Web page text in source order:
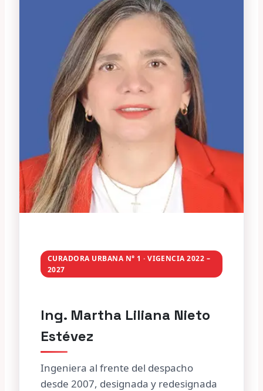
CURADORA URBANA N° 1 · VIGENCIA 2022 –
2027
Ing. Martha Liliana Nieto
Estévez
Ingeniera al frente del despacho
desde 2007, designada y redesignada